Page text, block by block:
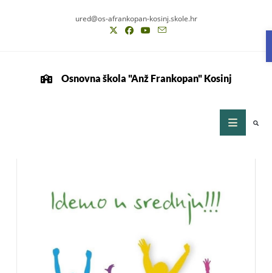
ured@os-afrankopan-kosinj.skole.hr
Osnovna škola "Anž Frankopan" Kosinj